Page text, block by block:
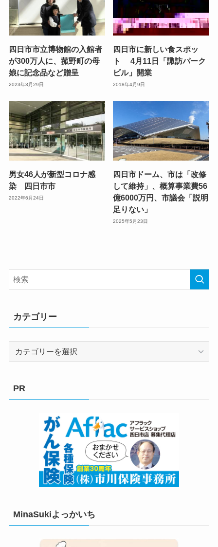
四日市市立博物館の入館者
が300万人に、菰野町の母
娘に記念品など贈呈
2023年3月29日
四日市に新しい食スポッ
ト 4月11日「諏訪パーク
ビル」開業
2018年4月9日
男女46人が新型コロナ感
染 四日市市
2022年6月24日
四日市ドーム、市は「改修
して維持」、概算事業費56
億6000万円、市議会「説明
足りない」
2025年5月23日
カテゴリー
PR
MinaSukiよっかいち